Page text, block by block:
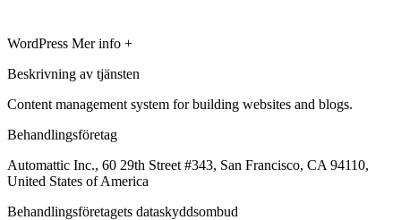
WordPress Mer info +
Beskrivning av tjänsten
Content management system for building websites and blogs.
Behandlingsföretag
Automattic Inc., 60 29th Street #343, San Francisco, CA 94110,
United States of America
Behandlingsföretagets dataskyddsombud